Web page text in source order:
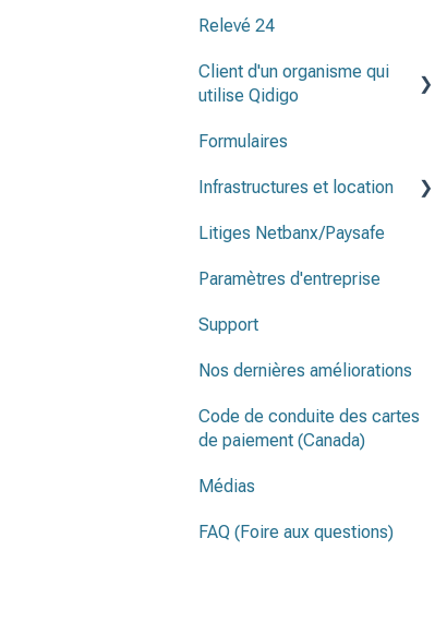
Méthodes de paiement
Plan comptable
Relevé 24
Client d'un organisme qui
utilise Qidigo
Relevé 24
Formulaires
Infrastructures et location
Infrastructure et et
Litiges Netbanx/Paysafe
Paramètres d'entreprise
Support
Nos dernières améliorations
Code de conduite des cartes
de paiement (Canada)
Médias
FAQ (Foire aux questions)